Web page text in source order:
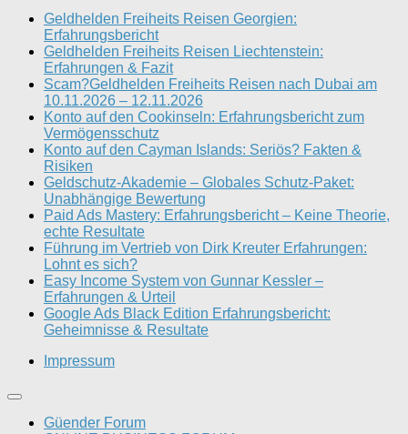
Geldhelden Freiheits Reisen Georgien:
Erfahrungsbericht
Geldhelden Freiheits Reisen Liechtenstein:
Erfahrungen & Fazit
Scam?Geldhelden Freiheits Reisen nach Dubai am
10.11.2026 – 12.11.2026
Konto auf den Cookinseln: Erfahrungsbericht zum
Vermögensschutz
Konto auf den Cayman Islands: Seriös? Fakten &
Risiken
Geldschutz-Akademie – Globales Schutz-Paket:
Unabhängige Bewertung
Paid Ads Mastery: Erfahrungsbericht – Keine Theorie,
echte Resultate
Führung im Vertrieb von Dirk Kreuter Erfahrungen:
Lohnt es sich?
Easy Income System von Gunnar Kessler –
Erfahrungen & Urteil
Google Ads Black Edition Erfahrungsbericht:
Geheimnisse & Resultate
Impressum
Güender Forum